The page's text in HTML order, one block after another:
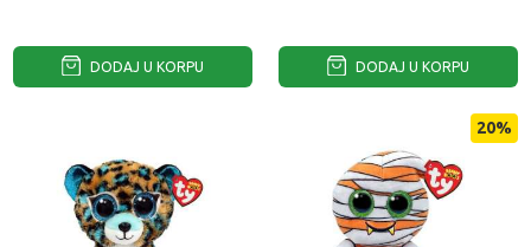
DODAJ U KORPU DODAJ U KORPU
20%